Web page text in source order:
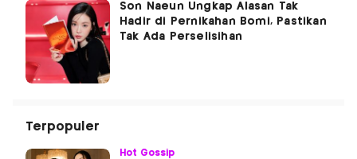
Son Naeun Ungkap Alasan Tak
Hadir di Pernikahan Bomi, Pastikan
Tak Ada Perselisihan
Terpopuler
Hot Gossip